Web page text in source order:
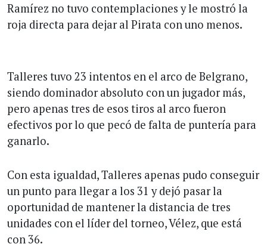
Ramírez no tuvo contemplaciones y le mostró la
roja directa para dejar al Pirata con uno menos.
Talleres tuvo 23 intentos en el arco de Belgrano,
siendo dominador absoluto con un jugador más,
pero apenas tres de esos tiros al arco fueron
efectivos por lo que pecó de falta de puntería para
ganarlo.
Con esta igualdad, Talleres apenas pudo conseguir
un punto para llegar a los 31 y dejó pasar la
oportunidad de mantener la distancia de tres
unidades con el líder del torneo, Vélez, que está
con 36.